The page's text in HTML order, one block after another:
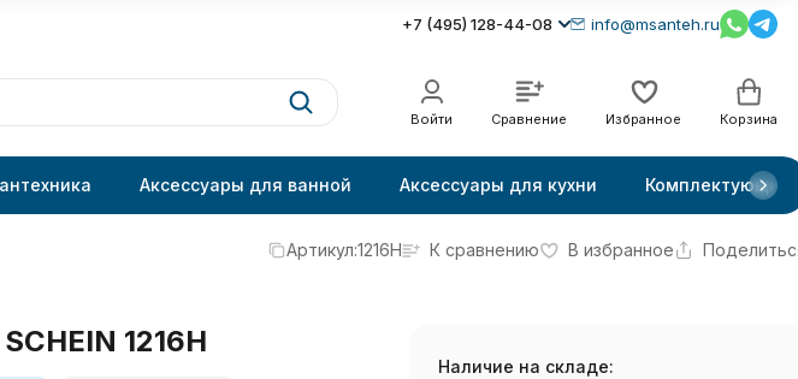
+7 (495) 128-44-08 info@msanteh.ru
Войти Сравнение Избранное Корзина
Аксессуары для ванной Аксессуары для кухни Комплектующие
Артикул:1216H К сравнению В избранное
1216H
Наличие на складе: